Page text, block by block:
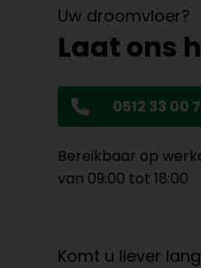
Uw droomvloer?
Laat ons
0512 33 00
Bereikbaar op
van 09:00 tot 18:00
Komt u liever